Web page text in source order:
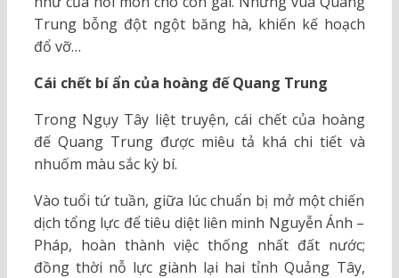
Trung bỗng đột ngột băng hà, khiến kế hoạch
đổ vỡ…
Cái chết bí ẩn của hoàng đế Quang Trung
Trong Ngụy Tây liệt truyện, cái chết của hoàng
đế Quang Trung được miêu tả khá chi tiết và
nhuốm màu sắc kỳ bí.
Vào tuổi tứ tuần, giữa lúc chuẩn bị mở một chiến
dịch tổng lực để tiêu diệt liên minh Nguyễn Ánh –
Pháp, hoàn thành việc thống nhất đất nước;
đồng thời nỗ lực giành lại hai tỉnh Quảng Tây,